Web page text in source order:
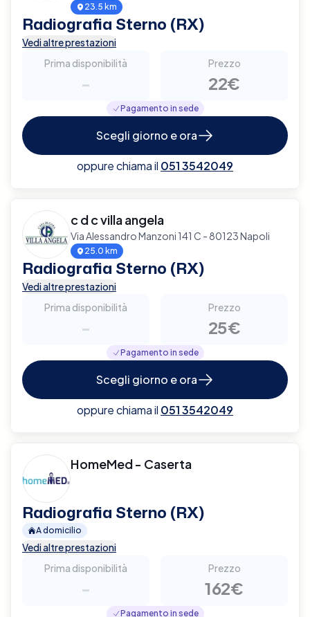
23.5 km
Radiografia Sterno (RX)
Vedi altre prestazioni
Prima disponibilità
-
Prezzo
22€
Pagamento in sede
Scegli giorno e ora
oppure chiama il 051 3542049
c d c villa angela
Via Alessandro Manzoni 141 C - 80123 Napoli
25.0 km
Radiografia Sterno (RX)
Vedi altre prestazioni
Prima disponibilità
-
Prezzo
25€
Pagamento in sede
Scegli giorno e ora
oppure chiama il 051 3542049
HomeMed - Caserta
Radiografia Sterno (RX)
A domicilio
Vedi altre prestazioni
Prima disponibilità
-
Prezzo
162€
Pagamento in sede